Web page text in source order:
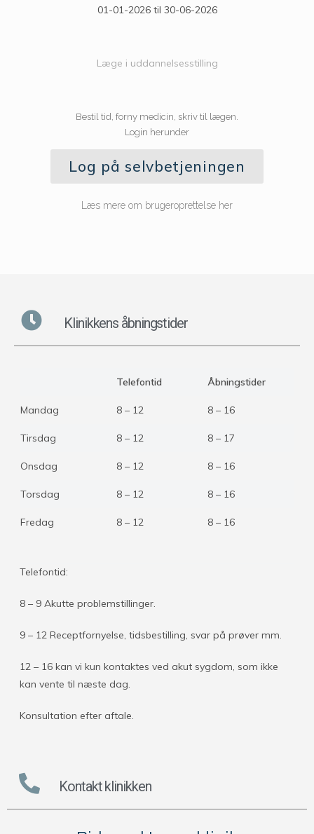
01-01-2026 til 30-06-2026
Læge i uddannelsesstilling
Bestil tid, forny medicin, skriv til lægen.
Login herunder
Log på selvbetjeningen
Læs mere om brugeroprettelse her
Klinikkens åbningstider
Telefontid Åbningstider
Mandag 8 – 12 8 – 16
Tirsdag 8 – 12 8 – 17
Onsdag 8 – 12 8 – 16
Torsdag 8 – 12 8 – 16
Fredag 8 – 12 8 – 16
Telefontid:
8 – 9 Akutte problemstillinger.
9 – 12 Receptfornyelse, tidsbestilling, svar på prøver mm.
12 – 16 kan vi kun kontaktes ved akut sygdom, som ikke
kan vente til næste dag.
Konsultation efter aftale.
Kontakt klinikken